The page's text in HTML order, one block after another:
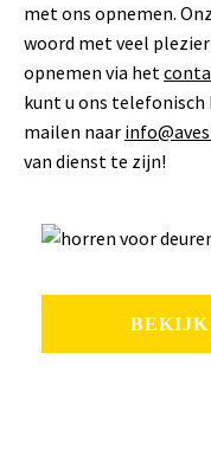
met ons opnemen.
woord met veel
opnemen via het
kunt u ons telefonisch
mailen naar
van dienst te zijn!
BEKIJK